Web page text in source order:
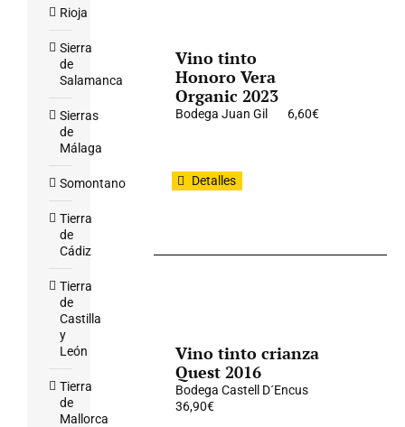
Vino tinto
Honoro Vera
Organic 2023
Bodega Juan Gil 6,60€
Detalles
Vino tinto crianza
Quest 2016
Bodega Castell D´Encus
36,90€
Rioja
Sierra
de
Salamanca
Sierras
de
Málaga
Somontano
Tierra
de
Cádiz
Tierra
de
Castilla
y
León
Tierra
de
Mallorca